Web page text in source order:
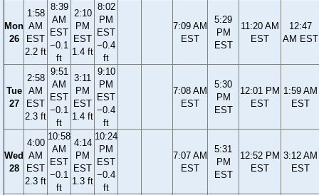
Mon
26
1:58
AM
EST
2.2 ft
8:39
AM
EST
−0.1
ft
2:10
PM
EST
1.4 ft
8:02
PM
EST
−0.4
ft
7:09 AM
EST
5:29
PM
EST
11:20 AM
EST
12:47
AM EST
Tue
27
2:58
AM
EST
2.3 ft
9:51
AM
EST
−0.1
ft
3:11
PM
EST
1.4 ft
9:10
PM
EST
−0.4
ft
7:08 AM
EST
5:30
PM
EST
12:01 PM
EST
1:59 AM
EST
Wed
28
4:00
AM
EST
2.3 ft
10:58
AM
EST
−0.1
ft
4:14
PM
EST
1.3 ft
10:24
PM
EST
−0.4
ft
7:07 AM
EST
5:31
PM
EST
12:52 PM
EST
3:12 AM
EST